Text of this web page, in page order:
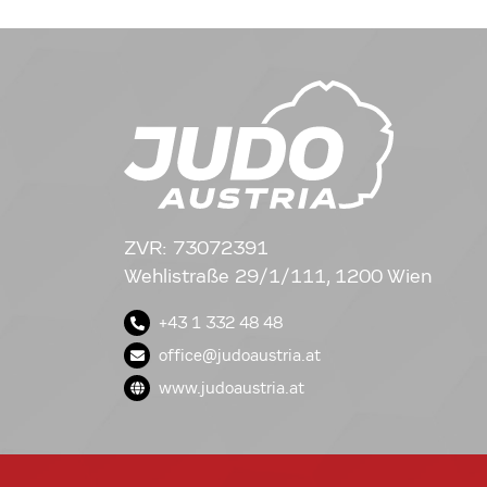
ZVR: 73072391
Wehlistraße 29/1/111, 1200 Wien
+43 1 332 48 48
office@judoaustria.at
www.judoaustria.at